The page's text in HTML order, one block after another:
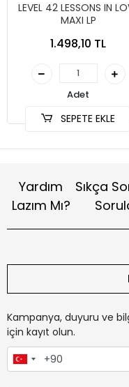
LEVEL 42 LESSONS IN
MAXI LP
1.498,10 TL
Adet
SEPETE EKLE
Yardım
Lazım Mı?
Sıkça
Kampanya, duyuru ve
için kayıt olun.